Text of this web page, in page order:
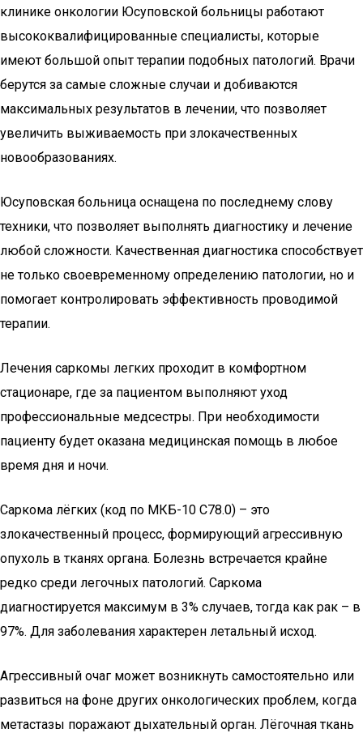
клинике онкологии Юсуповской больницы работают
высококвалифицированные специалисты, которые
имеют большой опыт терапии подобных патологий. Врачи
берутся за самые сложные случаи и добиваются
максимальных результатов в лечении, что позволяет
увеличить выживаемость при злокачественных
новообразованиях.
Юсуповская больница оснащена по последнему слову
техники, что позволяет выполнять диагностику и лечение
любой сложности. Качественная диагностика способствует
не только своевременному определению патологии, но и
помогает контролировать эффективность проводимой
терапии.
Лечения саркомы легких проходит в комфортном
стационаре, где за пациентом выполняют уход
профессиональные медсестры. При необходимости
пациенту будет оказана медицинская помощь в любое
время дня и ночи.
Саркома лёгких (код по МКБ-10 С78.0) – это
злокачественный процесс, формирующий агрессивную
опухоль в тканях органа. Болезнь встречается крайне
редко среди легочных патологий. Саркома
диагностируется максимум в 3% случаев, тогда как рак – в
97%. Для заболевания характерен летальный исход.
Агрессивный очаг может возникнуть самостоятельно или
развиться на фоне других онкологических проблем, когда
метастазы поражают дыхательный орган. Лёгочная ткань